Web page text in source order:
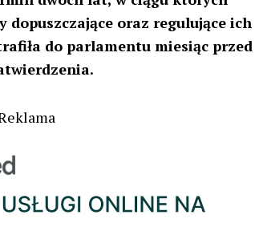
dopuszczające oraz regulujące ich
do parlamentu miesiąc przed